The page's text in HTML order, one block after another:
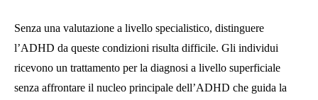
Senza una valutazione a livello specialistico, distinguere
l’ADHD da queste condizioni risulta difficile. Gli individui
ricevono un trattamento per la diagnosi a livello superficiale
senza affrontare il nucleo principale dell’ADHD che guida la